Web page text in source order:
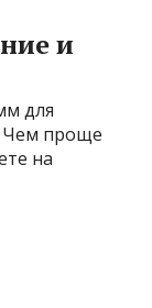
и
для
Чем проще
на